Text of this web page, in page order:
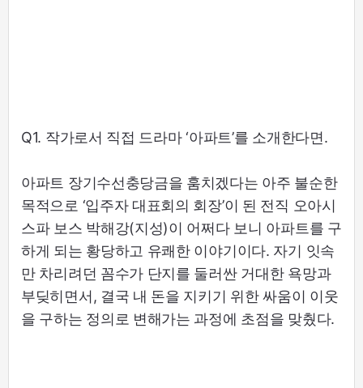
Q1. 작가로서 직접 드라마 ‘아파트’를 소개한다면.
아파트 장기수선충당금을 훔치겠다는 아주 불순한
목적으로 ‘입주자 대표회의 회장’이 된 전직 오아시
스파 보스 박해강(지성)이 어쩌다 보니 아파트를 구
하게 되는 황당하고 유쾌한 이야기이다. 자기 잇속
만 차리려던 꼼수가 단지를 둘러싼 거대한 욕망과
부딪히면서, 결국 내 돈을 지키기 위한 싸움이 이웃
을 구하는 정의로 변해가는 과정에 초점을 맞췄다.